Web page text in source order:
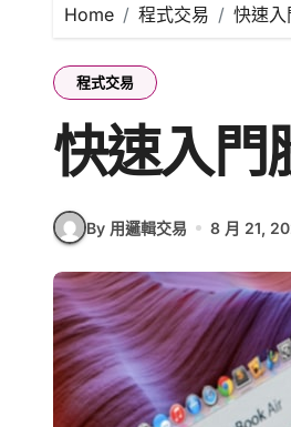
Home 程式交易 快速
程式交易
快速入門
By 用邏輯交易 8 月 21,